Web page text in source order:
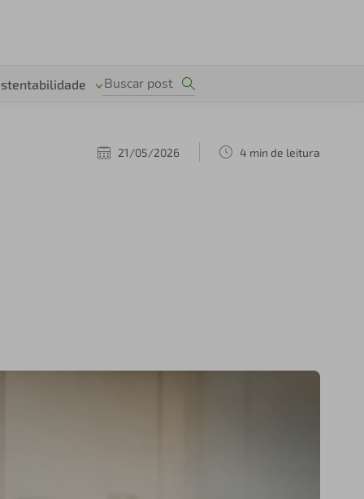
21/05/2026 4 min de leitura